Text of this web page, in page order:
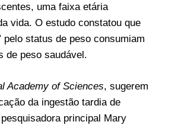
uma faixa etária
vida. O estudo constatou que
pelo status de peso consumiam
de peso saudável.
Academy of Sciences, sugerem
da ingestão tardia de
principal Mary